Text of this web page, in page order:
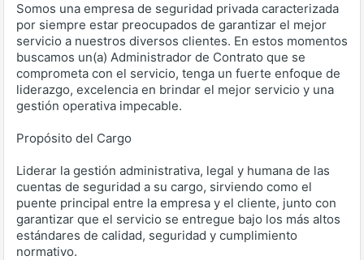
Somos una empresa de seguridad privada caracterizada
por siempre estar preocupados de garantizar el mejor
servicio a nuestros diversos clientes. En estos momentos
buscamos un(a) Administrador de Contrato que se
comprometa con el servicio, tenga un fuerte enfoque de
liderazgo, excelencia en brindar el mejor servicio y una
gestión operativa impecable.
Propósito del Cargo
Liderar la gestión administrativa, legal y humana de las
cuentas de seguridad a su cargo, sirviendo como el
puente principal entre la empresa y el cliente, junto con
garantizar que el servicio se entregue bajo los más altos
estándares de calidad, seguridad y cumplimiento
normativo.